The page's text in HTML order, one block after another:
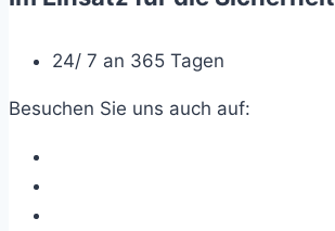
24/ 7 an 365 Tagen
Besuchen Sie uns auch auf: